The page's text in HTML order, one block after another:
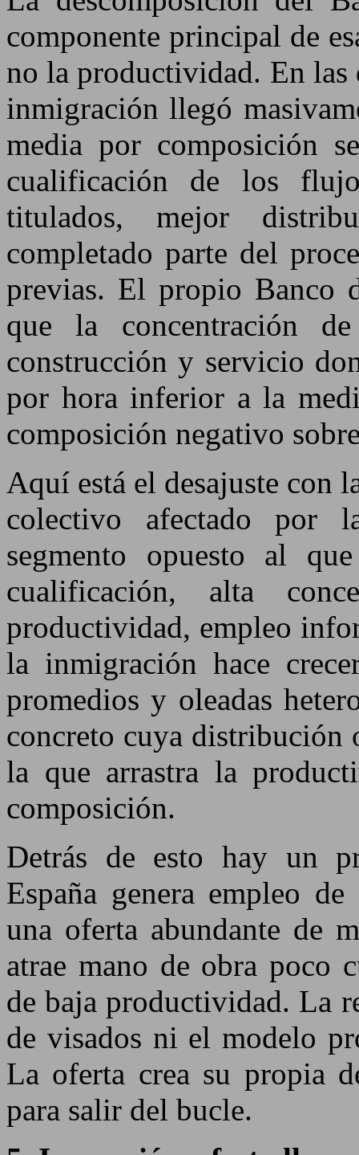
componente principal de
no la productividad. En las
inmigración llegó
media por composición
cualificación de los
titulados, mejor
completado parte del
previas. El propio Banco
que la concentración
construcción y servicio
por hora inferior a la
composición negativo
Aquí está el desajuste con
colectivo afectado por
segmento opuesto al
cualificación, alta
productividad, empleo
la inmigración hace
promedios y oleadas
concreto cuya distribución
la que arrastra la
composición.
Detrás de esto hay un
España genera empleo
una oferta abundante de
atrae mano de obra poco
de baja productividad. La
de visados ni el modelo
La oferta crea su propia
para salir del bucle.